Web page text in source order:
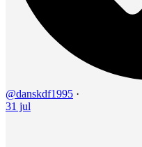
@danskdf1995 ·
31 jul